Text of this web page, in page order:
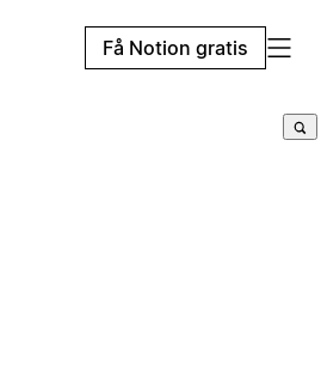
Få Notion gratis